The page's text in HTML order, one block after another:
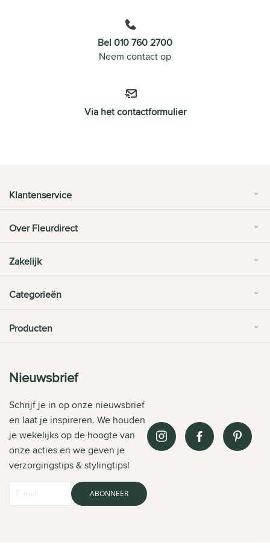
Bel 010 760 2700
Neem contact op
Via het contactformulier
Klantenservice
Over Fleurdirect
Zakelijk
Categorieën
Producten
Nieuwsbrief
Schrijf je in op onze nieuwsbrief
en laat je inspireren. We houden
je wekelijks op de hoogte van
onze acties en we geven je
verzorgingstips & stylingtips!
ABONNEER